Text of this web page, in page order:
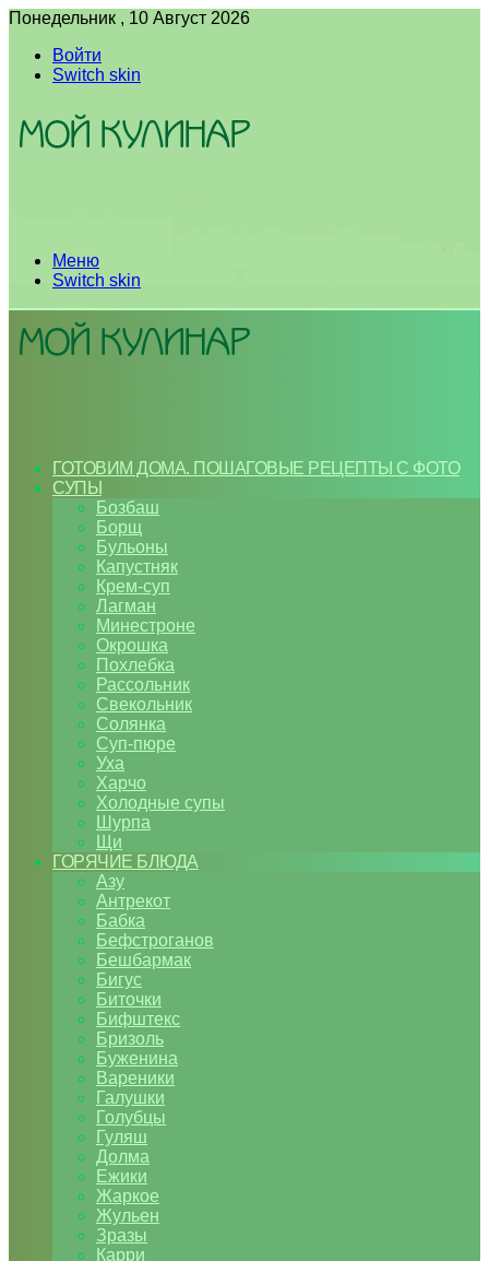
Понедельник , 10 Август 2026
Войти
Switch skin
Меню
Switch skin
ГОТОВИМ ДОМА. ПОШАГОВЫЕ РЕЦЕПТЫ С ФОТО
СУПЫ
Бозбаш
Борщ
Бульоны
Капустняк
Крем-суп
Лагман
Минестроне
Окрошка
Похлебка
Рассольник
Свекольник
Солянка
Суп-пюре
Уха
Харчо
Холодные супы
Шурпа
Щи
ГОРЯЧИЕ БЛЮДА
Азу
Антрекот
Бабка
Бефстроганов
Бешбармак
Бигус
Биточки
Бифштекс
Бризоль
Буженина
Вареники
Галушки
Голубцы
Гуляш
Долма
Ежики
Жаркое
Жульен
Зразы
Карри